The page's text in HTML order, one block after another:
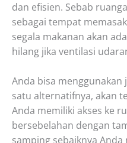
dan efisien. Sebab
sebagai tempat
segala makanan akan
hilang jika ventilasi
Anda bisa menggunakan
satu alternatifnya, akan
Anda memiliki akses ke
bersebelahan dengan
samping sebaiknya Anda